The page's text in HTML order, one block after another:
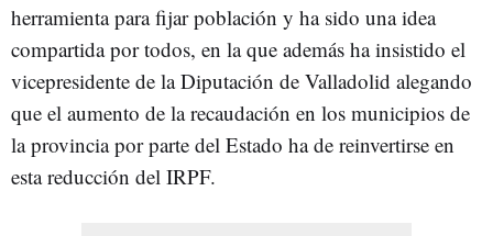
herramienta para fijar población y ha sido una idea
compartida por todos, en la que además ha insistido el
vicepresidente de la Diputación de Valladolid alegando
que el aumento de la recaudación en los municipios de
la provincia por parte del Estado ha de reinvertirse en
esta reducción del IRPF.